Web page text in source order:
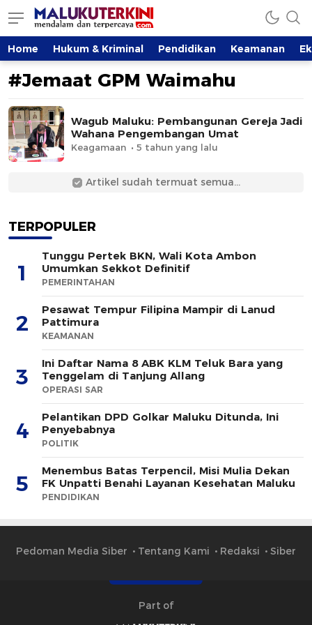
MalukuTerkini.com
Terkini, Mendalam dan Terpercaya
Home Hukum & Kriminal Pendidikan Keamanan
#Jemaat GPM Waimahu
Wagub Maluku: Pembangunan Gereja Jadi
Wahana Pengembangan Umat
Keagamaan 5 tahun yang lalu
Artikel sudah termuat semua...
TERPOPULER
1
Tunggu Pertek BKN, Wali Kota Ambon
Umumkan Sekkot Definitif
PEMERINTAHAN
2
Pesawat Tempur Filipina Mampir di Lanud
Pattimura
KEAMANAN
3
Ini Daftar Nama 8 ABK KLM Teluk Bara yang
Tenggelam di Tanjung Allang
OPERASI SAR
4
Pelantikan DPD Golkar Maluku Ditunda, Ini
Penyebabnya
POLITIK
5
Menembus Batas Terpencil, Misi Mulia Dekan
FK Unpatti Benahi Layanan Kesehatan Maluku
PENDIDIKAN
Pedoman Media Siber Tentang Kami Redaksi Siber
Part of